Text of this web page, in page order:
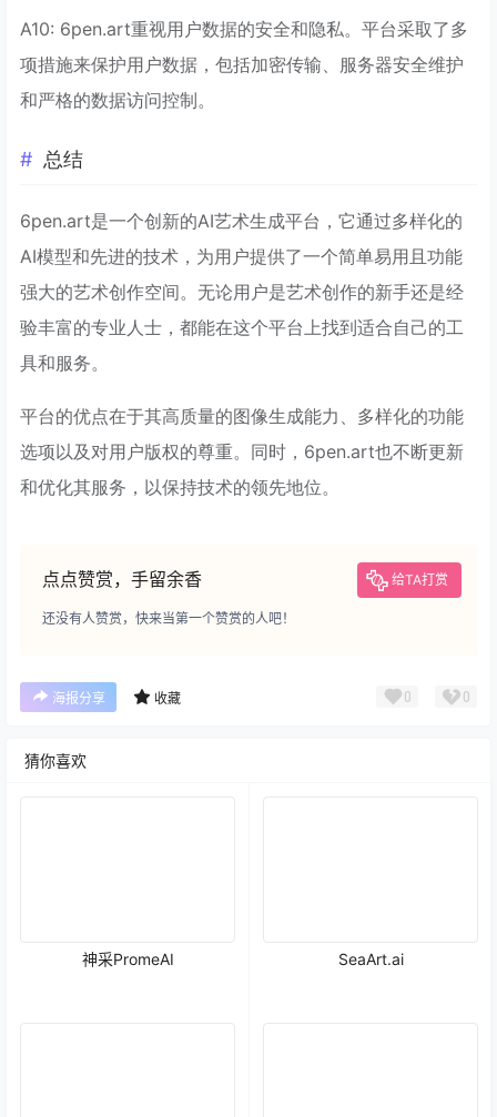
A10: 6pen.art重视用户数据的安全和隐私。平台采取了多
项措施来保护用户数据，包括加密传输、服务器安全维护
和严格的数据访问控制。
总结
6pen.art是一个创新的AI艺术生成平台，它通过多样化的
AI模型和先进的技术，为用户提供了一个简单易用且功能
强大的艺术创作空间。无论用户是艺术创作的新手还是经
验丰富的专业人士，都能在这个平台上找到适合自己的工
具和服务。
平台的优点在于其高质量的图像生成能力、多样化的功能
选项以及对用户版权的尊重。同时，6pen.art也不断更新
和优化其服务，以保持技术的领先地位。
点点赞赏，手留余香 给TA打赏
还没有人赞赏，快来当第一个赞赏的人吧！
海报分享 收藏 0 0
猜你喜欢
神采PromeAI SeaArt.ai